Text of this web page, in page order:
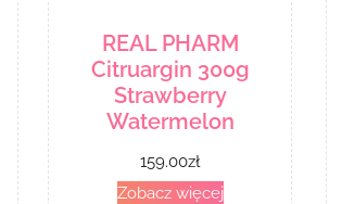
REAL PHARM
Citruargin 300g
Strawberry
Watermelon
159.00zł
Zobacz więcej